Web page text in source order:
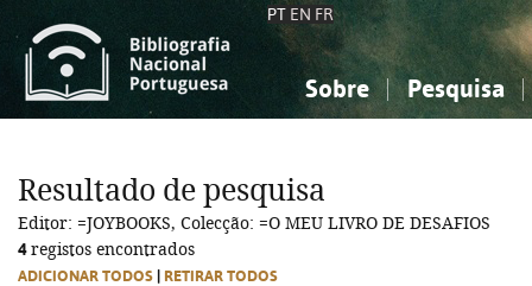
PT EN FR
Sobre Pesquisa
Ciências sociais...
Ciências sociais...
Resultado de pesquisa
Editor: =JOYBOOKS, Colecção: =O MEU LIVRO DE DESAFIOS
4registos encontrados
ADICIONAR TODOS RETIRAR TODOS